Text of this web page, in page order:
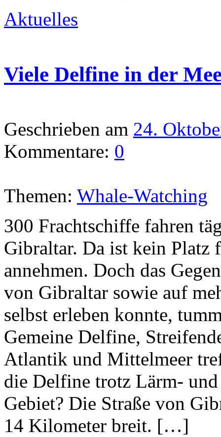
Aktuelles
Viele Delfine in der
Geschrieben am 24.
Kommentare: 0
Themen: Whale-Watching
300 Frachtschiffe fahren
Gibraltar. Da ist kein Platz
annehmen. Doch das
von Gibraltar sowie auf
selbst erleben konnte,
Gemeine Delfine,
Atlantik und Mittelmeer
die Delfine trotz Lärm- und
Gebiet? Die Straße von
14 Kilometer breit. […]